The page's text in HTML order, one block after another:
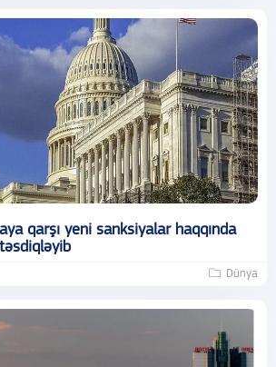
qarşı yeni sanksiyalar haqqında
Dünya